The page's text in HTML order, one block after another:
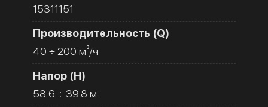
15311151
Производительность (Q)
40 ÷ 200 м³/ч
Напор (H)
58.6 ÷ 39.8 м